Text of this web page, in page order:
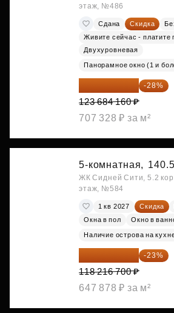
этаж, №486
Сдана Скидка
Живите сейчас - платите
Двухуровневая
Панорамное окно (1 и
89 052 595 ₽ -28%
123 684 160 ₽
707 328 ₽ за м²
5-комнатная,
ЖК Сидней Сити, 5.2
этаж, №584
1 кв 2027 Скидка
Окна в пол
Окно в
Наличие острова на
91 026 859 ₽ -23%
118 216 700 ₽
647 878 ₽ за м²